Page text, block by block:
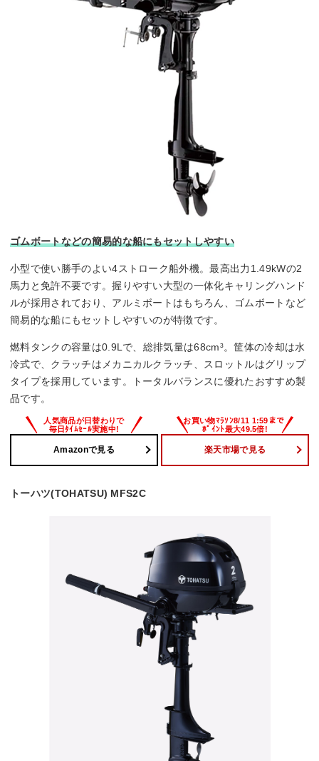
ゴムボートなどの簡易的な船にもセットしやすい
小型で使い勝手のよい4ストローク船外機。最高出力1.49kWの2
馬力と免許不要です。握りやすい大型の一体化キャリングハンド
ルが採用されており、アルミボートはもちろん、ゴムボートなど
簡易的な船にもセットしやすいのが特徴です。
燃料タンクの容量は0.9Lで、総排気量は68cm³。筐体の冷却は水
冷式で、クラッチはメカニカルクラッチ、スロットルはグリップ
タイプを採用しています。トータルバランスに優れたおすすめ製
品です。
Amazonで見る 楽天市場で見る
トーハツ(TOHATSU) MFS2C